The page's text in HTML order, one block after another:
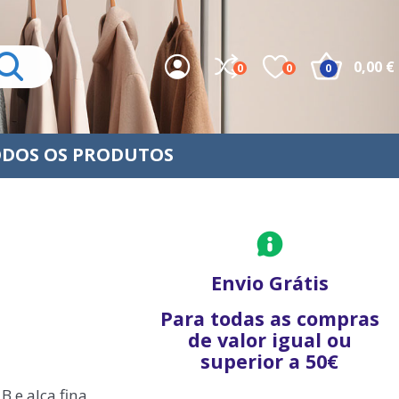
0 0 0,00 €
0
OS PRODUTOS
Envio Grátis
Para todas as compras
de valor igual ou
superior a 50€